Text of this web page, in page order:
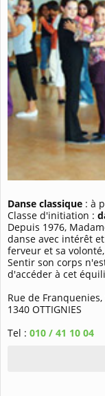
Danse classique : à
Classe d'initiation :
Depuis 1976,
danse avec intérêt
ferveur et sa
Sentir son corps
d'accéder à cet
Rue de Franquenies,
1340 OTTIGNIES
Tel : 010 / 41 10 04